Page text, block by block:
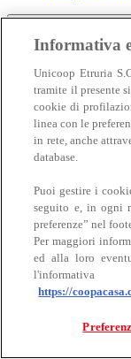
Carne
Informativa
Unicoop Etruria
tramite il presente
cookie di
linea con le
in rete, anche
database.
Puoi gestire i
seguito e, in ogni
preferenze” nel
Per maggiori
ed alla loro
https://